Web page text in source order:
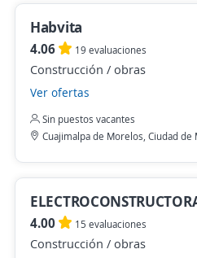
Habvita
4.06 19 evaluaciones
Construcción / obras
Ver ofertas
Sin puestos vacantes
Cuajimalpa de Morelos, Ciudad de
4.00 15 evaluaciones
Construcción / obras